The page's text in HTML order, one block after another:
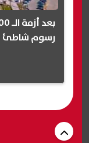
رسوم شاطئ